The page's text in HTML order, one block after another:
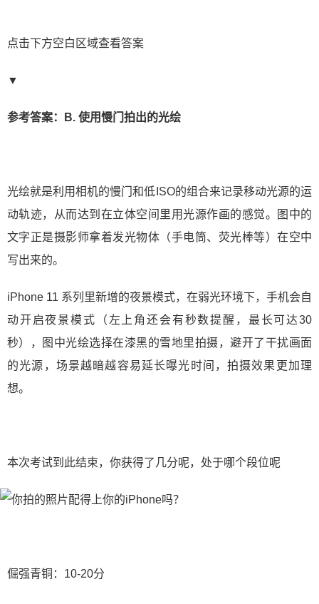
点击下方空白区域查看答案
▼
参考答案：B. 使用慢门拍出的光绘
光绘就是利用相机的慢门和低ISO的组合来记录移动光源的运
动轨迹，从而达到在立体空间里用光源作画的感觉。图中的
文字正是摄影师拿着发光物体（手电筒、荧光棒等）在空中
写出来的。
iPhone 11 系列里新增的夜景模式，在弱光环境下，手机会自
动开启夜景模式（左上角还会有秒数提醒，最长可达30
秒），图中光绘选择在漆黑的雪地里拍摄，避开了干扰画面
的光源，场景越暗越容易延长曝光时间，拍摄效果更加理
想。
本次考试到此结束，你获得了几分呢，处于哪个段位呢
倔强青铜：10-20分